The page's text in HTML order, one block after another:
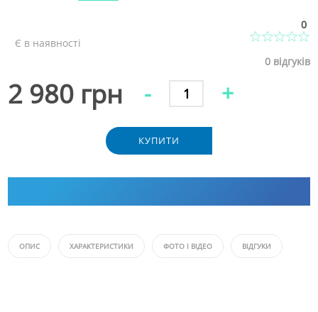
Є в наявності
0
0відгуків
2 980 грн - +
КУПИТИ
ОПИС ХАРАКТЕРИСТИКИ ФОТО І ВІДЕО ВІДГУКИ